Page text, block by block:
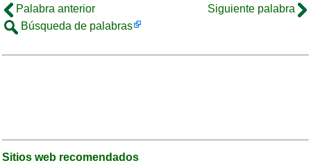
Palabra anterior
Siguiente palabra
Búsqueda de palabras
Sitios web recomendados